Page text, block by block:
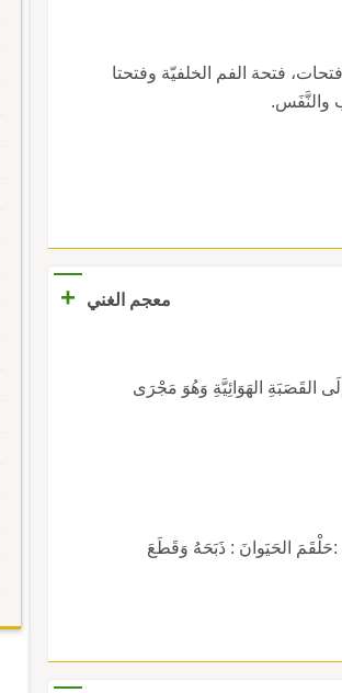
فتحة الفم الخلفيّة وفتحتا
والنَّفَس.
معجم الغني +
الهَوَائِيَّةِ وَهُوَ مَجْرَى
الحَيَوانَ : ذَبَحَهُ وَقَطَعَ